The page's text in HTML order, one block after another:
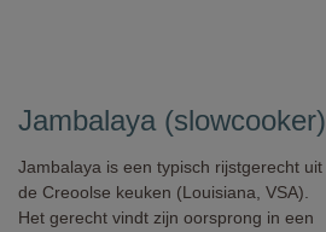
Jambalaya (slowcooker)
Jambalaya is een typisch rijstgerecht uit
de Creoolse keuken (Louisiana, VSA).
Het gerecht vindt zijn oorsprong in een